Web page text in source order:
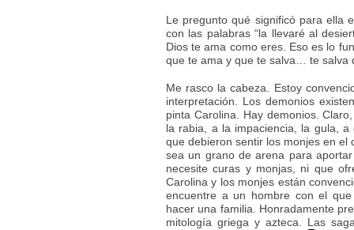
Le pregunto qué significó para ella
con las palabras “la llevaré al
Dios te ama como eres. Eso es lo
que te ama y que te salva… te salva
Me rasco la cabeza. Estoy
interpretación. Los demonios
pinta Carolina. Hay demonios.
la rabia, a la impaciencia, la gula,
que debieron sentir los monjes en
sea un grano de arena para
necesite curas y monjas, ni que
Carolina y los monjes están
encuentre a un hombre con el
hacer una familia. Honradamente
mitología griega y azteca. Las